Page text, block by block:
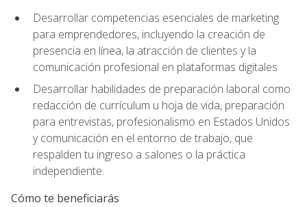
Desarrollar competencias esenciales de marketing
para emprendedores, incluyendo la creación de
presencia en línea, la atracción de clientes y la
comunicación profesional en plataformas digitales.
Desarrollar habilidades de preparación laboral como
redacción de currículum u hoja de vida, preparación
para entrevistas, profesionalismo en Estados Unidos
y comunicación en el entorno de trabajo, que
respalden tu ingreso a salones o la práctica
independiente.
Cómo te beneficiarás